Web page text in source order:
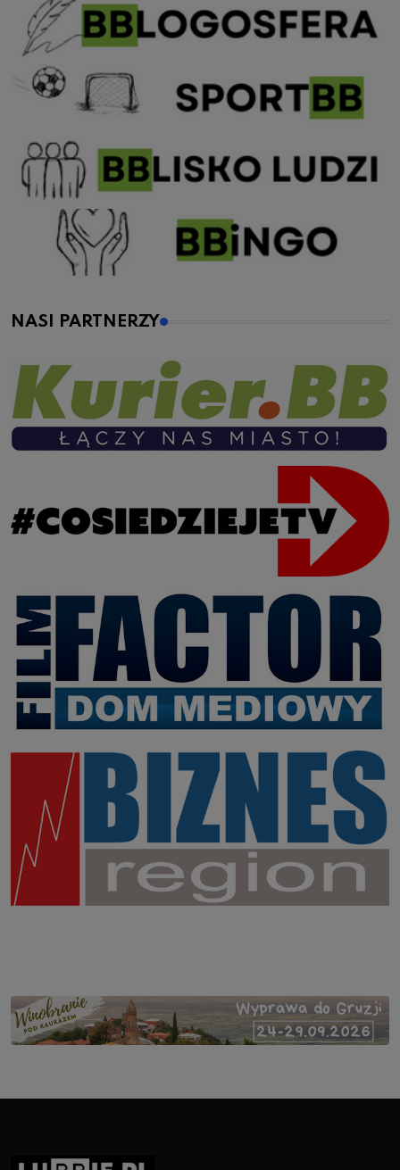
NASI PARTNERZY